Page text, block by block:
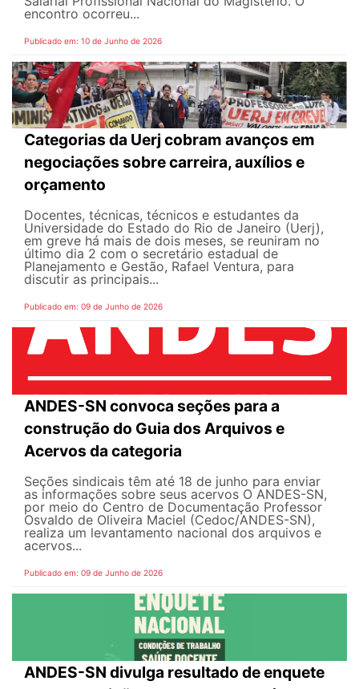
encontro ocorreu...
Publicado em: 10 de Junho de 2026
Categorias da Uerj cobram avanços em
negociações sobre carreira, auxílios e
orçamento
Docentes, técnicas, técnicos e estudantes da
Universidade do Estado do Rio de Janeiro (Uerj),
em greve há mais de dois meses, se reuniram no
último dia 2 com o secretário estadual de
Planejamento e Gestão, Rafael Ventura, para
discutir as principais...
Publicado em: 09 de Junho de 2026
ANDES-SN convoca seções para a
construção do Guia dos Arquivos e
Acervos da categoria
Seções sindicais têm até 18 de junho para enviar
as informações sobre seus acervos O ANDES-SN,
por meio do Centro de Documentação Professor
Osvaldo de Oliveira Maciel (Cedoc/ANDES-SN),
realiza um levantamento nacional dos arquivos e
acervos...
Publicado em: 09 de Junho de 2026
ANDES-SN divulga resultado de enquete